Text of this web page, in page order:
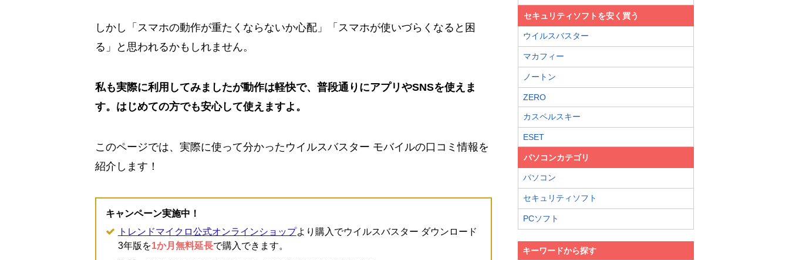
しかし「スマホの動作が重たくならないか心配」「スマホが使いづらくなると困
る」と思われるかもしれません。
私も実際に利用してみましたが動作は軽快で、普段通りにアプリやSNSを使えま
す。はじめての方でも安心して使えますよ。
このページでは、実際に使って分かったウイルスバスター モバイルの口コミ情報を
紹介します！
キャンペーン実施中！
トレンドマイクロ公式オンラインショップより購入でウイルスバスター ダウンロード
3年版を1か月無料延長で購入できます。
セキュリティソフトを安く買う
ウイルスバスター
マカフィー
ノートン
ZERO
カスペルスキー
ESET
パソコンカテゴリ
パソコン
セキュリティソフト
PCソフト
キーワードから探す